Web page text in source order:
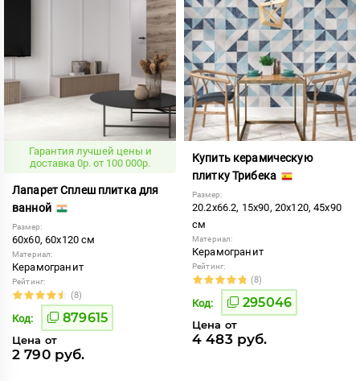
Гарантия лучшей цены и
доставка 0р. от 100 000р.
Лапарет Сплеш плитка для
ванной
Размер:
60x60, 60x120 см
Материал:
Керамогранит
Рейтинг:
(8)
Код: 879615
Цена от
2 790 руб.
Купить керамическую
плитку Трибека
Размер:
20.2x66.2, 15x90, 20x120, 45x90
см
Материал:
Керамогранит
Рейтинг:
(8)
Код: 295046
Цена от
4 483 руб.